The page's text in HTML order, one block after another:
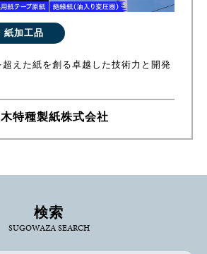
紙加工品
えた紙を創る卓越した技術力と開発
特種製紙株式会社
検索
SUGOWAZA SEARCH